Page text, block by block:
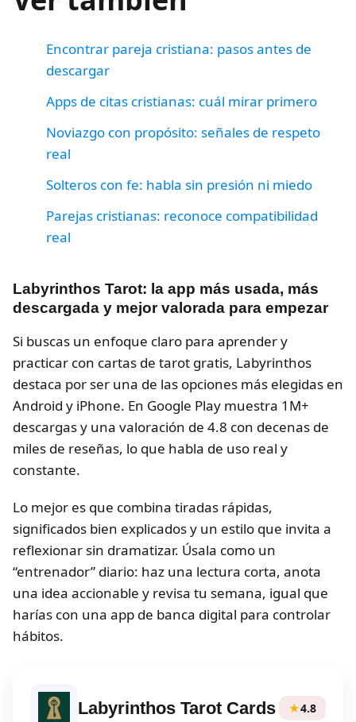
Encontrar pareja cristiana: pasos antes de
descargar
Apps de citas cristianas: cuál mirar primero
Noviazgo con propósito: señales de respeto
real
Solteros con fe: habla sin presión ni miedo
Parejas cristianas: reconoce compatibilidad
real
Labyrinthos Tarot: la app más usada, más
descargada y mejor valorada para empezar
Si buscas un enfoque claro para aprender y
practicar con cartas de tarot gratis, Labyrinthos
destaca por ser una de las opciones más elegidas en
Android y iPhone. En Google Play muestra 1M+
descargas y una valoración de 4.8 con decenas de
miles de reseñas, lo que habla de uso real y
constante.
Lo mejor es que combina tiradas rápidas,
significados bien explicados y un estilo que invita a
reflexionar sin dramatizar. Úsala como un
“entrenador” diario: haz una lectura corta, anota
una idea accionable y revisa tu semana, igual que
harías con una app de banca digital para controlar
hábitos.
Labyrinthos Tarot Cards ★4.8